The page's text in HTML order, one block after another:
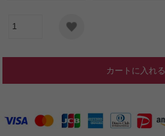
カートに入れる